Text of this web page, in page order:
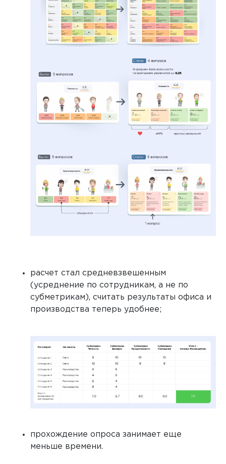
расчет стал средневзвешенным
(усреднение по сотрудникам, а не по
субметрикам), считать результаты офиса и
производства теперь удобнее;
прохождение опроса занимает еще
меньше времени.